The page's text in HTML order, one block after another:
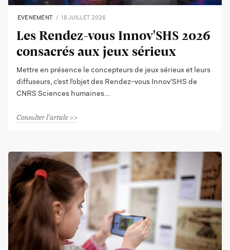
EVENEMENT 16 JUILLET 2026
Les Rendez-vous Innov'SHS 2026
consacrés aux jeux sérieux
Mettre en présence le concepteurs de jeux sérieux et leurs
diffuseurs, c’est l’objet des Rendez-vous Innov'SHS de
CNRS Sciences humaines
Consulter l'article